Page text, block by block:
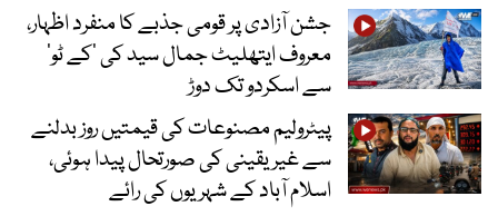
جشن آزادی پر قومی جذبے کا منفرد اظہار،
معروف ایتھلیٹ جمال سید کی ’کے ٹو‘
سے اسکردو تک دوڑ
پیٹرولیم مصنوعات کی قیمتیں روز بدلنے
سے غیر یقینی کی صورتحال پیدا ہوئی،
اسلام آباد کے شہریوں کی رائے